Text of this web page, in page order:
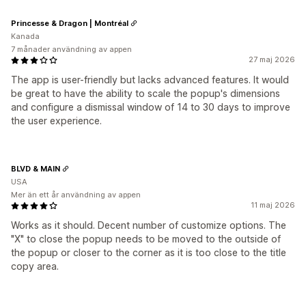
27 maj 2026
The app is user-friendly but lacks advanced features. It would
be great to have the ability to scale the popup's dimensions
and configure a dismissal window of 14 to 30 days to improve
the user experience.
Princesse & Dragon | Montréal
Kanada
7 månader användning av appen
11 maj 2026
Works as it should. Decent number of customize options. The
"X" to close the popup needs to be moved to the outside of
the popup or closer to the corner as it is too close to the title
copy area.
BLVD & MAIN
USA
Mer än ett år användning av appen